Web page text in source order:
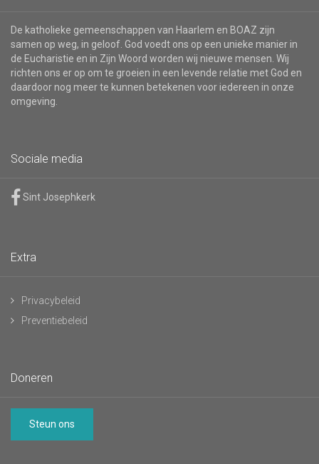
De katholieke gemeenschappen van Haarlem en BOAZ zijn
samen op weg, in geloof. God voedt ons op een unieke manier in
de Eucharistie en in Zijn Woord worden wij nieuwe mensen. Wij
richten ons er op om te groeien in een levende relatie met God en
daardoor nog meer te kunnen betekenen voor iedereen in onze
omgeving.
Sociale media
Sint Josephkerk
Extra
Privacybeleid
Preventiebeleid
Doneren
Steun ons